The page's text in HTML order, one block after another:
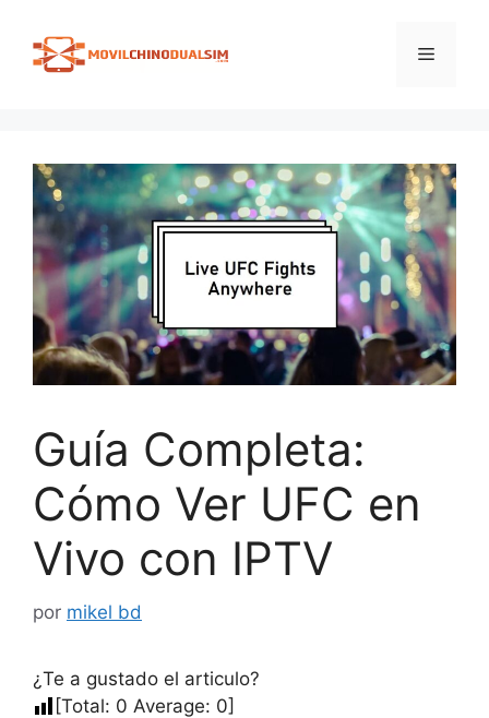
contenido
Menú
Guía Completa:
Cómo Ver UFC en
Vivo con IPTV
por mikel bd
¿Te a gustado el articulo?
[Total: 0 Average: 0]